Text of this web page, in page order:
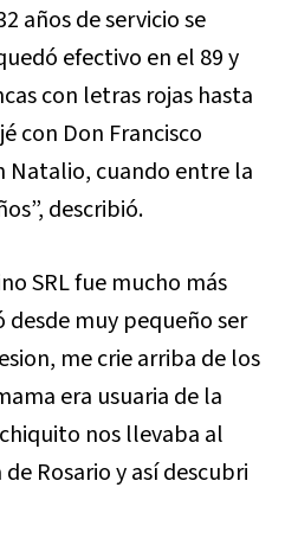
años de servicio se
efectivo en el 89 y
con letras rojas hasta
con Don Francisco
Natalio, cuando entre la
describió.
SRL fue mucho más
desde muy pequeño ser
me crie arriba de los
era usuaria de la
nos llevaba al
Rosario y así descubri